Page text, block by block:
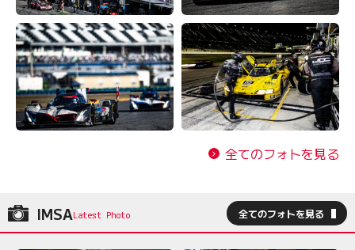
全てのフォトを見る
IMSA 全てのフォトを見る